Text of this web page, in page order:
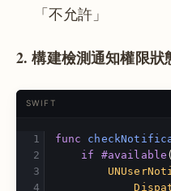
「不允許」
2. 構建檢測通知權限狀
SWIFT
func
if
#available (